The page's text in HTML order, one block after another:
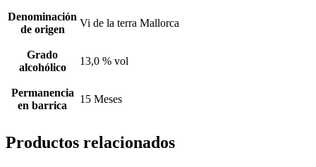
Denominación
de origen
Vi de la terra Mallorca
Grado
alcohólico
13,0 % vol
Permanencia
en barrica
15 Meses
Productos relacionados